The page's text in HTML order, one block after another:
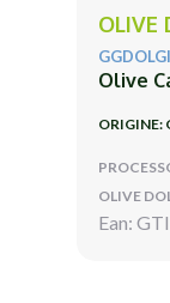
OLIVE
Olive
ORIGINE:
OLIVE
Ean: